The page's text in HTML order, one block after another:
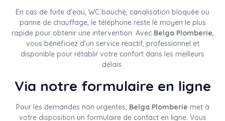
En cas de fuite d’eau, WC bouché, canalisation bloquée ou
panne de chauffage, le téléphone reste le moyen le plus
rapide pour obtenir une intervention. Avec Belga Plomberie,
vous bénéficiez d’un service réactif, professionnel et
disponible pour rétablir votre confort dans les meilleurs
délais.
Via notre formulaire en ligne
Pour les demandes non urgentes, Belga Plomberie met à
votre disposition un formulaire de contact en ligne. Vous